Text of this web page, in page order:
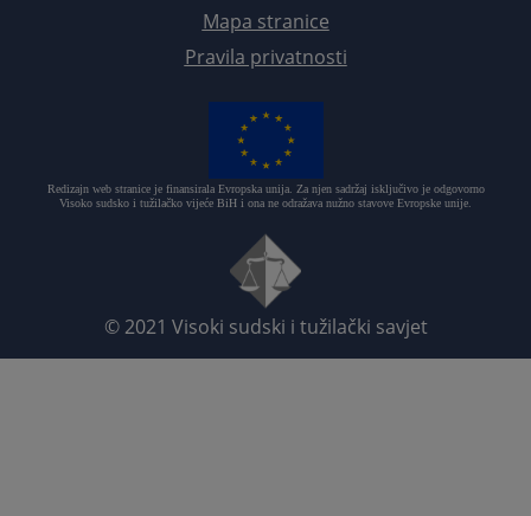
Mapa stranice
Pravila privatnosti
Redizajn web stranice je finansirala Evropska unija. Za njen sadržaj isključivo je odgovorno
Visoko sudsko i tužilačko vijeće BiH i ona ne odražava nužno stavove Evropske unije.
© 2021 Visoki sudski i tužilački savjet